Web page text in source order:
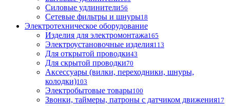
Силовые удлинители56
Сетевые фильтры и шнуры18
Электротехническое оборудование
Изделия для электромонтажа165
Электроустановочные изделия113
Для открытой проводки43
Для скрытой проводки70
Аксессуары (вилки, переходники, шнуры,
колодки)103
Электробытовые товары100
Звонки, таймеры, патроны с датчиком движения17